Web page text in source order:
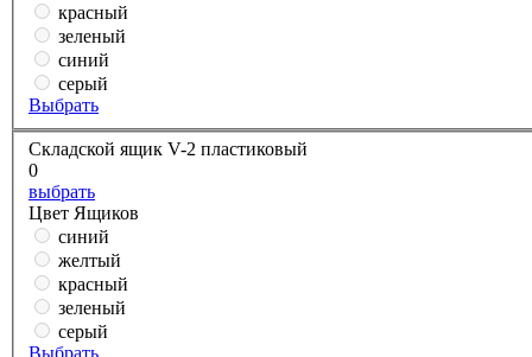
красный
зеленый
синий
серый
Выбрать
Складской ящик V-2 пластиковый
0
выбрать
Цвет Ящиков
синий
желтый
красный
зеленый
серый